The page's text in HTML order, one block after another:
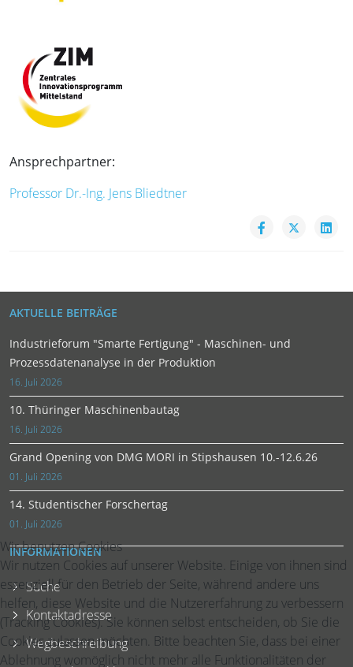
Ansprechpartner:
Professor Dr.-Ing. Jens Bliedtner
AKTUELLE BEITRÄGE
Industrieforum "Smarte Fertigung" - Maschinen- und
Prozessdatenanalyse in der Produktion
16. Juli 2026
10. Thüringer Maschinenbautag
16. Juli 2026
Grand Opening von DMG MORI in Stipshausen 10.-12.6.26
01. Juli 2026
14. Studentischer Forschertag
01. Juli 2026
INFORMATIONEN
Suche
Kontaktadresse
Wegbeschreibung
Wir benutzen Cookies
Wir nutzen Cookies auf unserer Website. Einige von ihnen sind
essenziell für den Betrieb der Seite, während andere uns
helfen, diese Website und die Nutzererfahrung zu verbessern
(Tracking Cookies). Sie können selbst entscheiden, ob Sie die
Cookies zulassen möchten. Bitte beachten Sie, dass bei einer
Ablehnung womöglich nicht mehr alle Funktionalitäten der